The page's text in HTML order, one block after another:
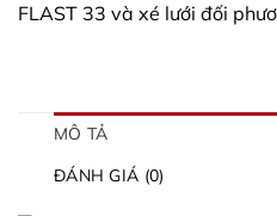
FLAST 33 và xé lưới đối
MÔ TẢ
ĐÁNH GIÁ (0)